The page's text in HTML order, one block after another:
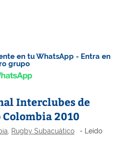
en tu WhatsApp - Entra en
grupo
Interclubes de
2010
Rugby Subacuático
- Leído